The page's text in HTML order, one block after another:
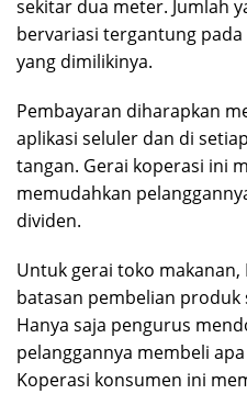
sekitar dua meter. Jumlah
bervariasi tergantung
yang dimilikinya.
Pembayaran diharapkan
aplikasi seluler dan di
tangan. Gerai koperasi ini
memudahkan
dividen.
Untuk gerai toko
batasan pembelian
Hanya saja pengurus
pelanggannya membeli
Koperasi konsumen ini